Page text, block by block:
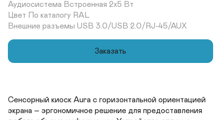
Аудиосистема Встроенная 2х5 Вт
Цвет По каталогу RAL
Внешние разъемы USB 3.0/USB 2.0/RJ-45/AUX
Заказать
Сенсорный киоск Aura с горизонтальной ориентацией
экрана – эргономичное решение для предоставления